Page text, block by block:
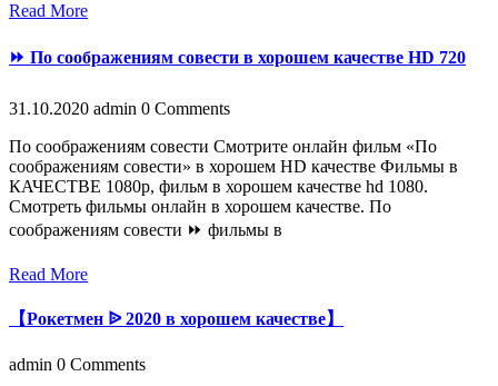
Read More
⏩ По соображениям совести в хорошем качестве HD 720
31.10.2020 admin 0 Comments
По соображениям совести Смотрите онлайн фильм «По
соображениям совести» в хорошем HD качестве Фильмы в
КАЧЕСТВЕ 1080p, фильм в хорошем качестве hd 1080.
Смотреть фильмы онлайн в хорошем качестве. По
соображениям совести ⏩ фильмы в
Read More
【Рокетмен ᐉ 2020 в хорошем качестве】
admin 0 Comments